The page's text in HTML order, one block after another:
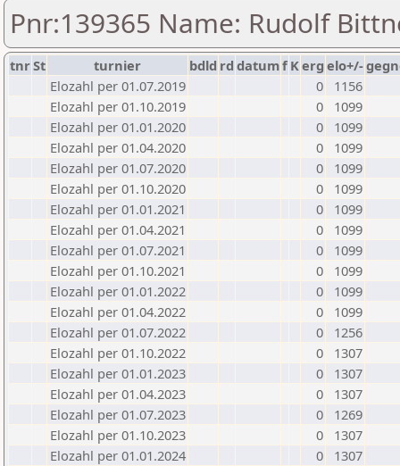
Pnr:139365 Name: Rudolf
tnrSt turnier bdld rd datumf Kerg elo+/-
Elozahl per 01.07.2019
0
1156
Elozahl per 01.10.2019
0
1099
Elozahl per 01.01.2020
0
1099
Elozahl per 01.04.2020
0
1099
Elozahl per 01.07.2020
0
1099
Elozahl per 01.10.2020
0
1099
Elozahl per 01.01.2021
0
1099
Elozahl per 01.04.2021
0
1099
Elozahl per 01.07.2021
0
1099
Elozahl per 01.10.2021
0
1099
Elozahl per 01.01.2022
0
1099
Elozahl per 01.04.2022
0
1099
Elozahl per 01.07.2022
0
1256
Elozahl per 01.10.2022
0
1307
Elozahl per 01.01.2023
0
1307
Elozahl per 01.04.2023
0
1307
Elozahl per 01.07.2023
0
1269
Elozahl per 01.10.2023
0
1307
Elozahl per 01.01.2024
0
1307